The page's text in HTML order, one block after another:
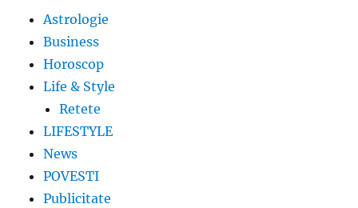
Astrologie
Business
Horoscop
Life & Style
Retete
LIFESTYLE
News
POVESTI
Publicitate